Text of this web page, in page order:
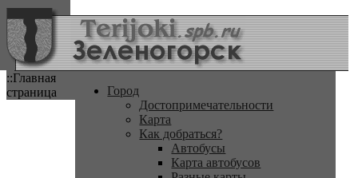
::Главная
страница
Город
Достопримечательности
Карта
Как добраться?
Автобусы
Карта автобусов